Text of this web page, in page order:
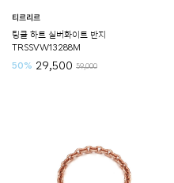
티르리르
팅클 하트 실버화이트 반지
TRSSVW13288M
50% 29,500 59,000